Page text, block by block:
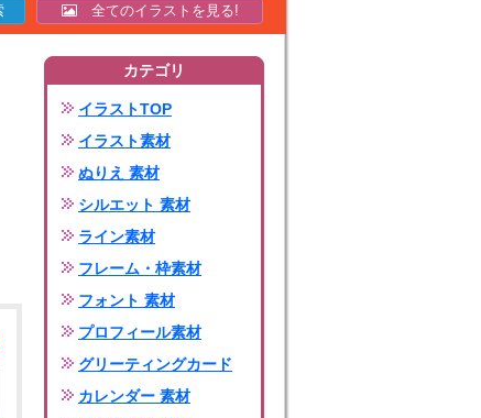
全てのイラストを見る!
カテゴリ
イラストTOP
イラスト素材
ぬりえ 素材
シルエット 素材
ライン素材
フレーム・枠素材
フォント 素材
プロフィール素材
グリーティングカード
カレンダー 素材